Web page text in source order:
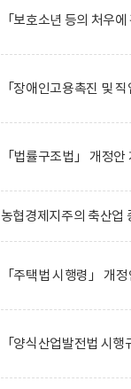
「보호소년 등의 처우
「장애인고용촉진 및
「법률구조법」 개정
농협경제지주의 축산업
「주택법 시행령」 개
「양식산업발전법 시